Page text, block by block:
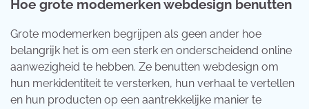
Hoe grote modemerken webdesign benutten
Grote modemerken begrijpen als geen ander hoe
belangrijk het is om een sterk en onderscheidend online
aanwezigheid te hebben. Ze benutten webdesign om
hun merkidentiteit te versterken, hun verhaal te vertellen
en hun producten op een aantrekkelijke manier te